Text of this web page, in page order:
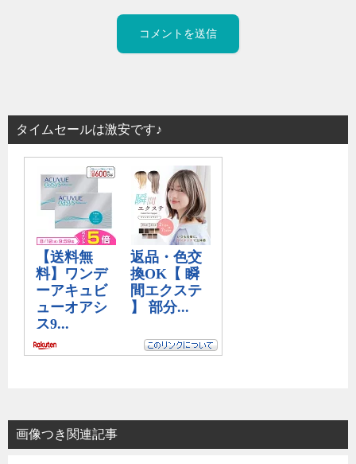
タイムセールは激安です♪
画像つき関連記事